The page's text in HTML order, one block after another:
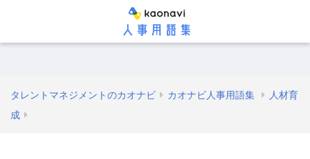
タレントマネジメントのカオナビ カオナビ人事用語集
人材育
成